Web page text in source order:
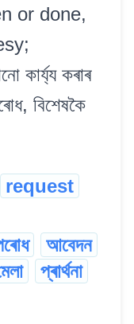
or done,
কৰাৰ
বিশেষকৈ
request
আবেদন
প্ৰাৰ্থনা